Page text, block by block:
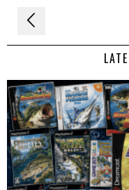
Navigation
de